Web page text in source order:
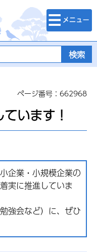
検索・メニュ
ー
ページ番号：662968
います！
企業・小規模企業の
実に推進していま
強会など）に、ぜひ